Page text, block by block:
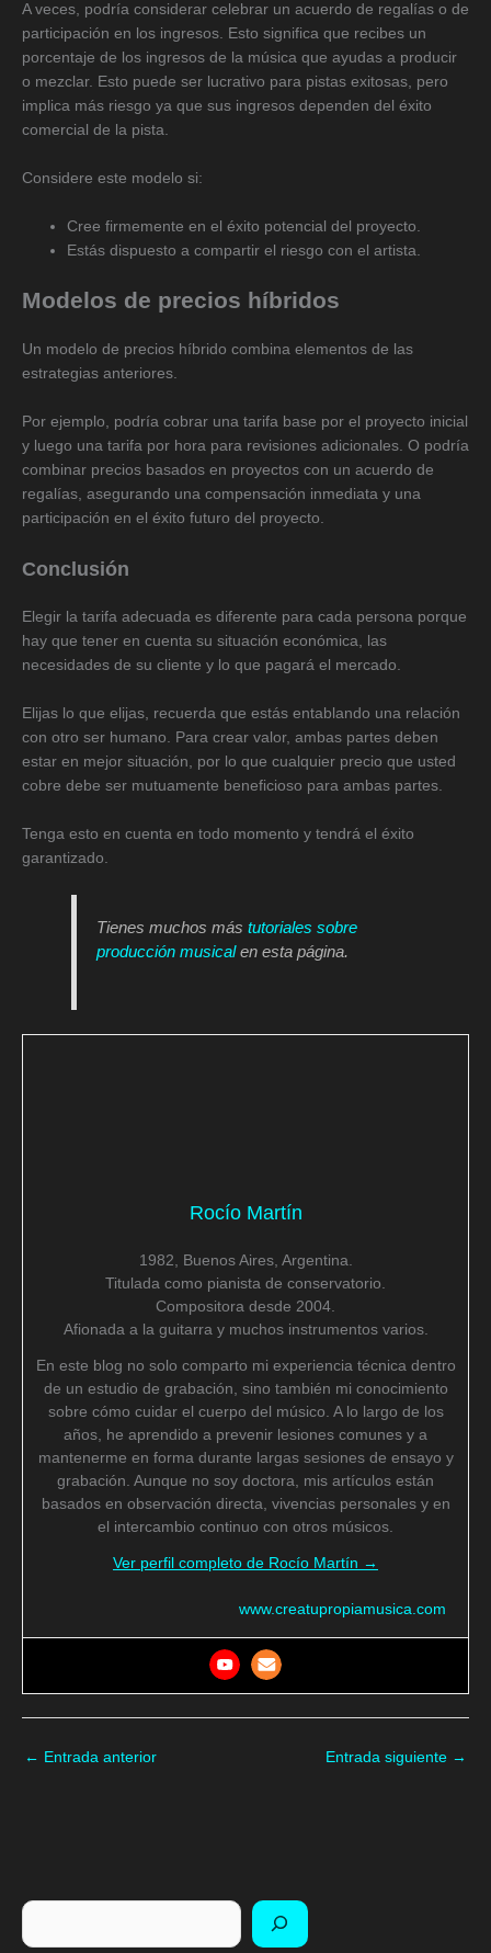
A veces, podría considerar celebrar un acuerdo de regalías o de
participación en los ingresos. Esto significa que recibes un
porcentaje de los ingresos de la música que ayudas a producir
o mezclar. Esto puede ser lucrativo para pistas exitosas, pero
implica más riesgo ya que sus ingresos dependen del éxito
comercial de la pista.
Considere este modelo si:
Cree firmemente en el éxito potencial del proyecto.
Estás dispuesto a compartir el riesgo con el artista.
Modelos de precios híbridos
Un modelo de precios híbrido combina elementos de las
estrategias anteriores.
Por ejemplo, podría cobrar una tarifa base por el proyecto inicial
y luego una tarifa por hora para revisiones adicionales. O podría
combinar precios basados ​​en proyectos con un acuerdo de
regalías, asegurando una compensación inmediata y una
participación en el éxito futuro del proyecto.
Conclusión
Elegir la tarifa adecuada es diferente para cada persona porque
hay que tener en cuenta su situación económica, las
necesidades de su cliente y lo que pagará el mercado.
Elijas lo que elijas, recuerda que estás entablando una relación
con otro ser humano. Para crear valor, ambas partes deben
estar en mejor situación, por lo que cualquier precio que usted
cobre debe ser mutuamente beneficioso para ambas partes.
Tenga esto en cuenta en todo momento y tendrá el éxito
garantizado.
Tienes muchos mástutoriales sobre
producción musicalen esta página.
Rocío Martín
1982, Buenos Aires, Argentina.
Titulada como pianista de conservatorio.
Compositora desde 2004.
Afionada a la guitarra y muchos instrumentos varios.
En este blog no solo comparto mi experiencia técnica dentro
de un estudio de grabación, sino también mi conocimiento
sobre cómo cuidar el cuerpo del músico. A lo largo de los
años, he aprendido a prevenir lesiones comunes y a
mantenerme en forma durante largas sesiones de ensayo y
grabación. Aunque no soy doctora, mis artículos están
basados en observación directa, vivencias personales y en
el intercambio continuo con otros músicos.
Ver perfil completo de Rocío Martín →
www.creatupropiamusica.com
← Entrada anterior Entrada siguiente →
Buscar